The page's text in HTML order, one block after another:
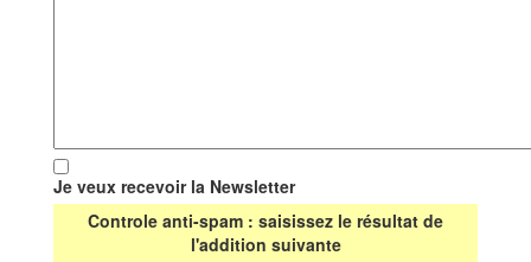
Je veux recevoir la Newsletter
Controle anti-spam : saisissez le résultat de
l'addition suivante